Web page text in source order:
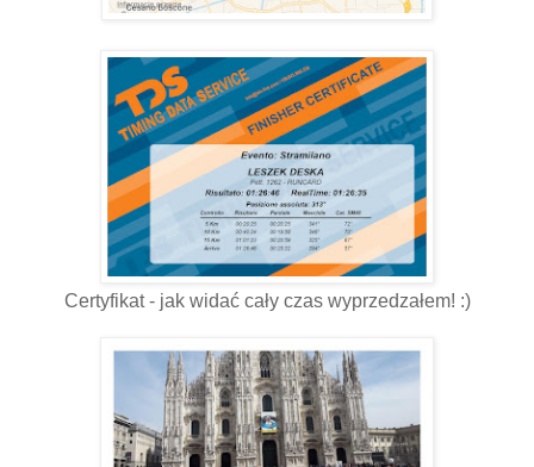
Certyfikat - jak widać cały czas wyprzedzałem! :)